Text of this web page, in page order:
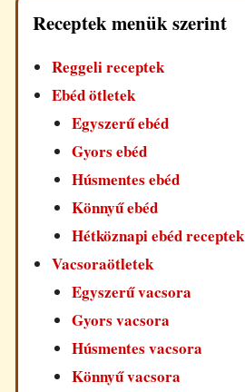
Receptek menük szerint
Reggeli receptek
Ebéd ötletek
Egyszerű ebéd
Gyors ebéd
Húsmentes ebéd
Könnyű ebéd
Hétköznapi ebéd receptek
Vacsoraötletek
Egyszerű vacsora
Gyors vacsora
Húsmentes vacsora
Könnyű vacsora